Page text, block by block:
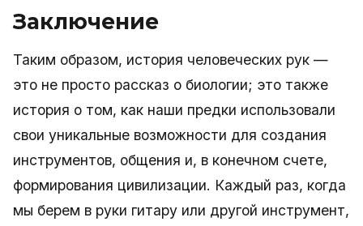
Заключение
Таким образом, история человеческих рук —
это не просто рассказ о биологии; это также
история о том, как наши предки использовали
свои уникальные возможности для создания
инструментов, общения и, в конечном счете,
формирования цивилизации. Каждый раз, когда
мы берем в руки гитару или другой инструмент,